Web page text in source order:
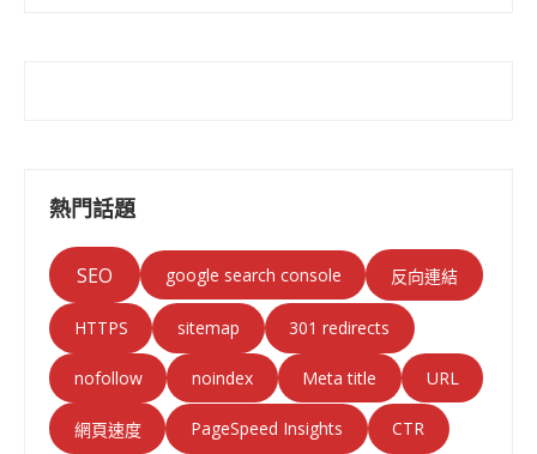
熱門話題
SEO google search console 反向連結
HTTPS sitemap 301 redirects
nofollow noindex Meta title URL
網頁速度 PageSpeed Insights CTR